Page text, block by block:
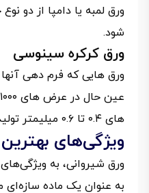
ورق لمبه یا دامپا از دو
شود.
ورق کرکره سینوسی
ورق هایی که فرم دهی آنها
های ۰.۴ تا ۰.۶ میلیمتر تولید می شوند.
ویژگی‌های
ورق شیروانی، به ویژگی‌های
به عنوان یک ماده سازه‌ای